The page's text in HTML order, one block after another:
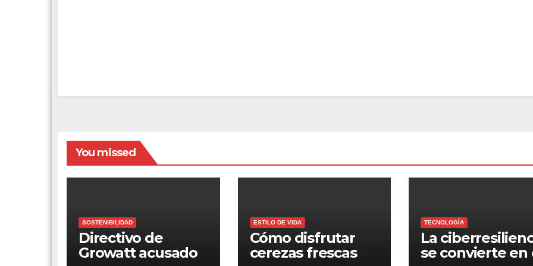
You missed
SOSTENIBILIDAD
Directivo de
Growatt acusado
ESTILO DE VIDA
Cómo disfrutar
cerezas frescas
TECNOLOGÍA
La
se convierte en